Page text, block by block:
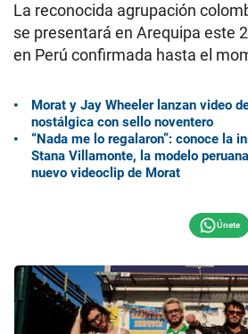
La reconocida agrupación
se presentará en Arequipa este
en Perú confirmada hasta el
Morat y Jay Wheeler lanzan video
nostálgica con sello noventero
“Nada me lo regalaron”: conoce la
Stana Villamonte, la modelo
nuevo videoclip de Morat